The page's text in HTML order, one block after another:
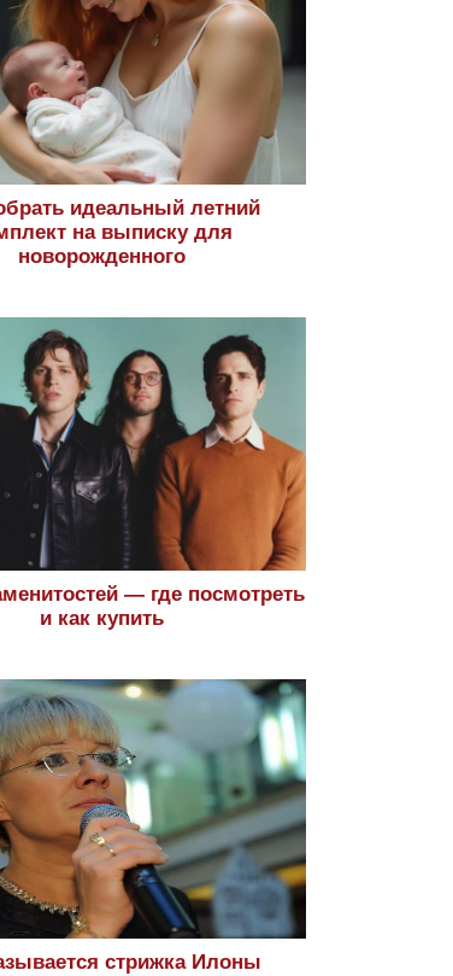
идеальный летний
на выписку для
новорожденного
— где посмотреть
и как купить
стрижка Илоны